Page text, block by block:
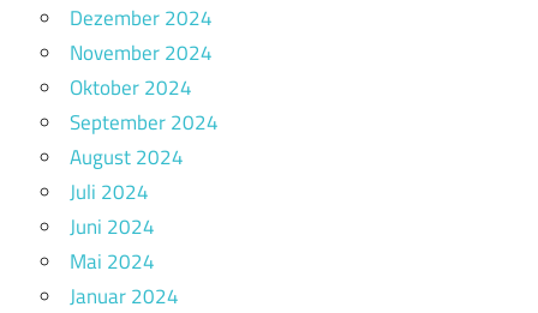
Dezember 2024
November 2024
Oktober 2024
September 2024
August 2024
Juli 2024
Juni 2024
Mai 2024
Januar 2024